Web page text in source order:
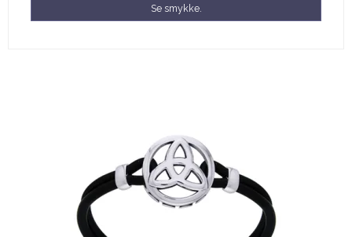
Se smykke.